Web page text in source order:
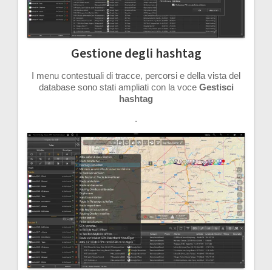
Gestione degli hashtag
I menu contestuali di tracce, percorsi e della vista del
database sono stati ampliati con la voce Gestisci
hashtag
.